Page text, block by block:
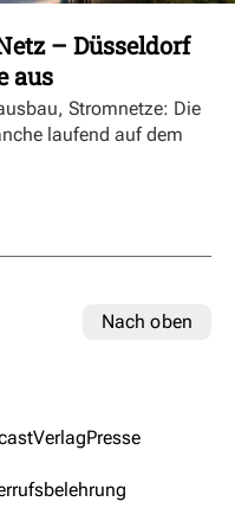
– Düsseldorf
aus
Stromnetze: Die
laufend auf dem
Nach oben
VerlagPresse